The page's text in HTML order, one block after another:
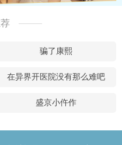
骗了康熙
在异界开医院没有那么难吧
盛京小仵作